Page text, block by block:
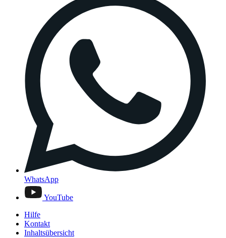
WhatsApp
YouTube
Hilfe
Kontakt
Inhaltsübersicht